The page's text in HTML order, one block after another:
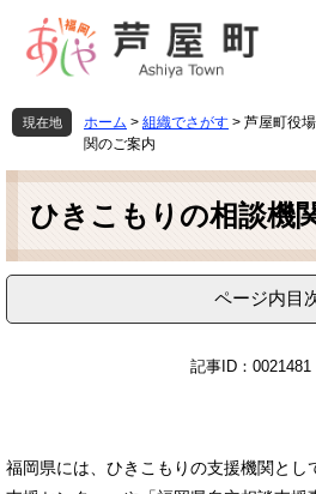
先
頭
を
飛
文
現在地 ホーム > 組織でさがす > 芦屋町役場
関のご案内
本
ひきこもりの相談機
ページ内目
記事ID：0021481
福岡県には、ひきこもりの支援機関とし